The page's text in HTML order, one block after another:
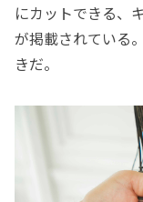
にカットできる、
が掲載されている
きだ。